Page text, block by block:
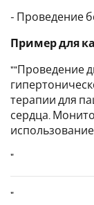
- Проведение
Пример для
""Проведение
терапии для
сердца.
"
"